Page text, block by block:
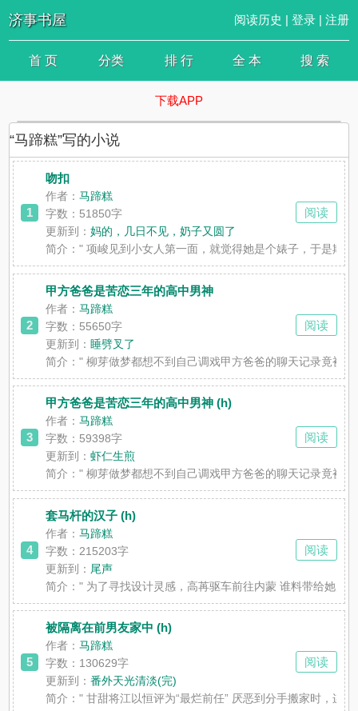
济事书屋 阅读历史 | 登录| 注册
首 页 分类 排 行 全 本 搜 索
下载APP
“马蹄糕”写的小说
1
吻扣
作者：马蹄糕
字数：51850字
更新到：妈的，几日不见，奶子又圆了
简介：" 项峻见到小女人第一面，就觉得她是个婊子，于是欺
阅读
2
甲方爸爸是苦恋三年的高中男神
作者：马蹄糕
字数：55650字
更新到： 睡劈叉了
简介：" 柳芽做梦都想不到自己调戏甲方爸爸的聊天记录竟被
阅读
3
甲方爸爸是苦恋三年的高中男神 (h)
作者：马蹄糕
字数：59398字
更新到：虾仁生煎
简介：" 柳芽做梦都想不到自己调戏甲方爸爸的聊天记录竟被
阅读
4
套马杆的汉子 (h)
作者：马蹄糕
字数：215203字
更新到： 尾声
简介：" 为了寻找设计灵感，高苒驱车前往内蒙 谁料带给她灵
阅读
5
被隔离在前男友家中 (h)
作者：马蹄糕
字数：130629字
更新到：番外天光清淡(完)
简介：" 甘甜将江以恒评为“最烂前任” 厌恶到分手搬家时，连
阅读